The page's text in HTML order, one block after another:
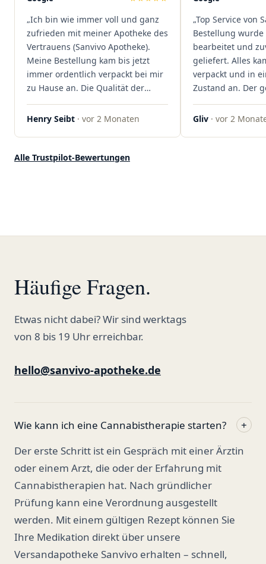
Kundenzufriedenheit an erster
Stelle stehen. Vielen Dank an das
Team von Sanvivo – ich bin
rundum begeistert!"
„Ich bin wie immer voll und ganz
zufrieden mit meiner Apotheke des
Vertrauens (Sanvivo Apotheke).
Meine Bestellung kam bis jetzt
immer ordentlich verpackt bei mir
zu Hause an. Die Qualität der
Blüten ist auch immer auf einem
hohen Niveau, die Auswahl ist
ordentlich gelagert, ich hatte nur
Henry Seibt · vor 2 Monaten
„Top Service von
Bestellung wurde
bearbeitet und
geliefert. Alles
verpackt und in
Zustand an. Der
war
professionell.
Gliv · vor 2
Alle Trustpilot-Bewertungen
Häufige Fragen.
Etwas nicht dabei? Wir sind werktags
von 8 bis 19 Uhr erreichbar.
hello@sanvivo-apotheke.de
Wie kann ich eine Cannabistherapie starten?
+
Der erste Schritt ist ein Gespräch mit einer Ärztin
oder einem Arzt, die oder der Erfahrung mit
Cannabistherapien hat. Nach gründlicher
Prüfung kann eine Verordnung ausgestellt
werden. Mit einem gültigen Rezept können Sie
Ihre Medikation direkt über unsere
Versandapotheke Sanvivo erhalten – schnell,